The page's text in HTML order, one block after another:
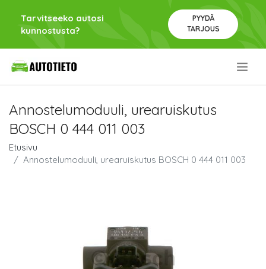
Tarvitseeko autosi
kunnostusta?
PYYDÄ
TARJOUS
Annostelumoduuli, urearuiskutus
BOSCH 0 444 011 003
Etusivu
Annostelumoduuli, urearuiskutus BOSCH 0 444 011 003